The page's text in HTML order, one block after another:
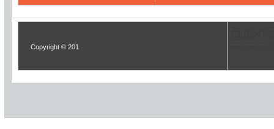
Copyright © 201